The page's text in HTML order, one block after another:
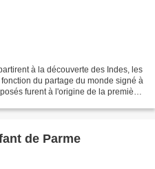
à la découverte des Indes, les
du partage du monde signé à
furent à l'origine de la première
de Parme